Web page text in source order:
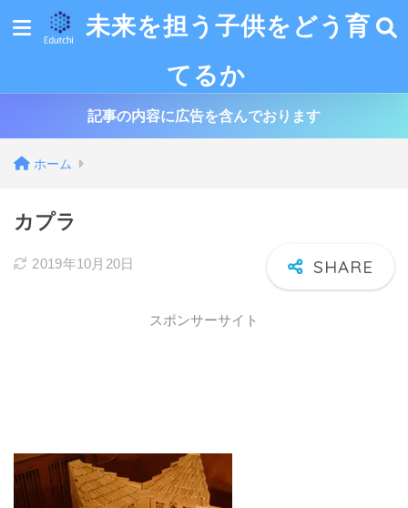
未来を担う子供をどう育
てるか
記事の内容に広告を含んでおります
ホーム
カプラ
2019年10月20日
スポンサーサイト